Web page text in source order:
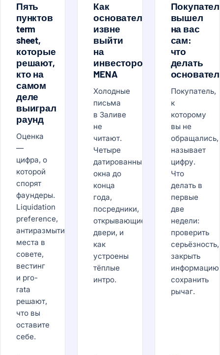
Пять
пунктов
term
sheet,
которые
решают,
кто на
самом
деле
выиграл
раунд
Оценка
—
цифра, о
которой
спорят
фаундеры.
Liquidation
preference,
антиразмытие,
места в
совете,
вестинг
и pro-
rata
решают,
что вы
оставите
себе.
Как
основателю
извне
выйти
на
инвесторов
MENA
Холодные
письма
в Заливе
не
читают.
Четыре
датированных
окна до
конца
года,
посредники,
открывающие
двери, и
как
устроены
тёплые
интро.
вышел
на вас
сам:
что
делать
Покупатель,
к
которому
вы не
обращались,
называет
цифру.
Что
делать в
первые
две
недели:
проверить
серьёзность,
закрыть
сохранить
рычаг.